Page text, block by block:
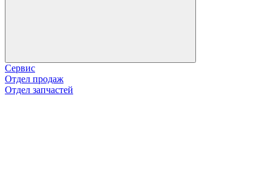
Сервис
Отдел продаж
Отдел запчастей